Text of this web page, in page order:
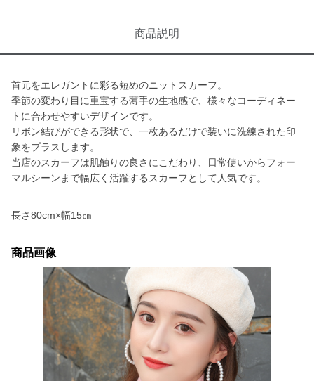
商品説明
首元をエレガントに彩る短めのニットスカーフ。
季節の変わり目に重宝する薄手の生地感で、様々なコーディネー
トに合わせやすいデザインです。
リボン結びができる形状で、一枚あるだけで装いに洗練された印
象をプラスします。
当店のスカーフは肌触りの良さにこだわり、日常使いからフォー
マルシーンまで幅広く活躍するスカーフとして人気です。
長さ80cm×幅15㎝
商品画像